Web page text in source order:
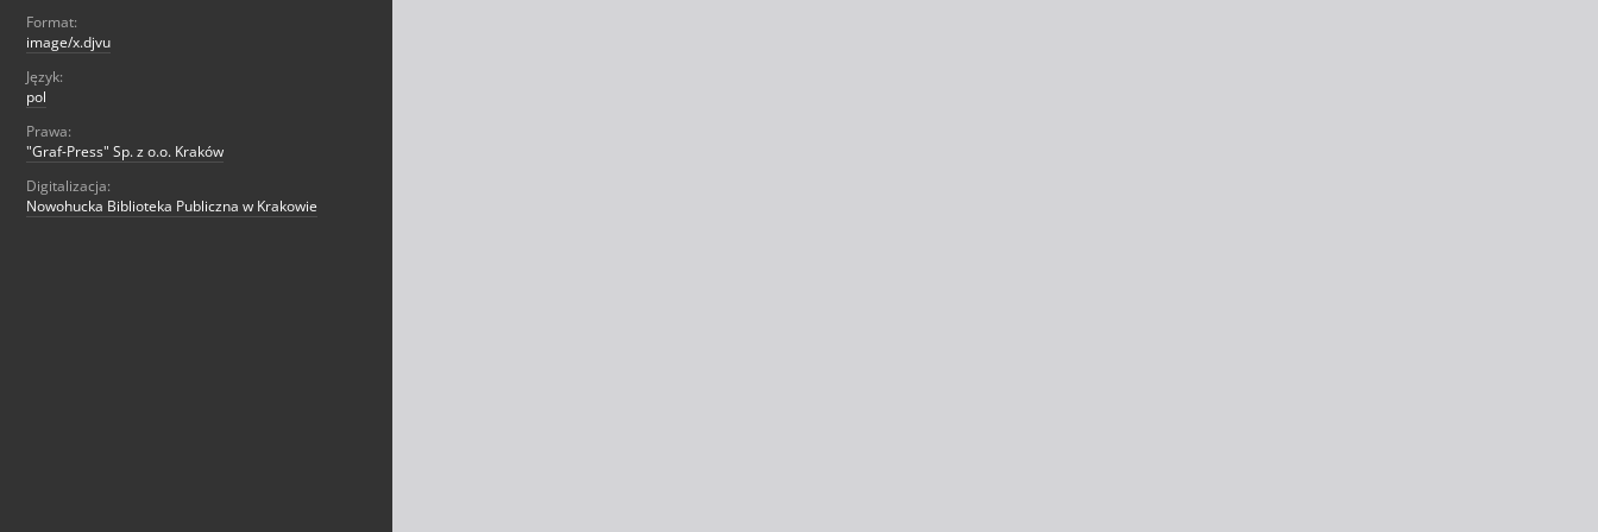
Format:
image/x.djvu
Język:
pol
Prawa:
"Graf-Press" Sp. z o.o. Kraków
Digitalizacja:
Nowohucka Biblioteka Publiczna w Krakowie